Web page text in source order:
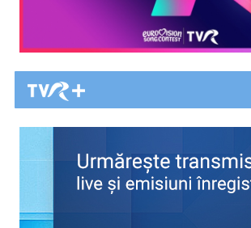
Tortul Garash, desertul bulgăresc cu cinci